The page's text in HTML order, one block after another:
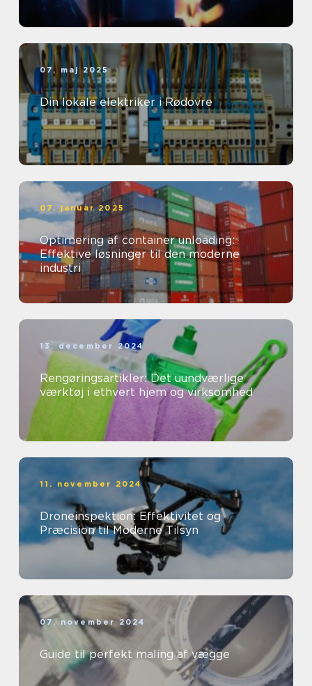
07. maj 2025
Din lokale elektriker i Rødovre
07. januar 2025
Optimering af container unloading:
Effektive løsninger til den moderne
industri
13. december 2024
Rengøringsartikler: Det uundværlige
værktøj i ethvert hjem og virksomhed
11. november 2024
Droneinspektion: Effektivitet og
Præcision til Moderne Tilsyn
07. november 2024
Guide til perfekt maling af vægge